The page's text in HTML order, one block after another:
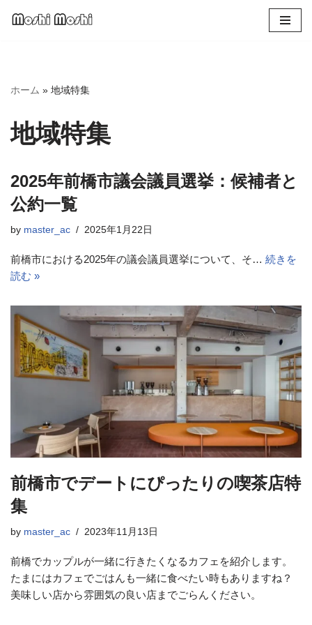
ン
へ
ス
プ
ホーム » 地域特集
地域特集
2025年前橋市議会議員選挙：候補者と
公約一覧
by master_ac 2025年1月22日
前橋市における2025年の議会議員選挙について、そ… 続きを
読む »
前橋市でデートにぴったりの喫茶店特
集
by master_ac 2023年11月13日
前橋でカップルが一緒に行きたくなるカフェを紹介します。
たまにはカフェでごはんも一緒に食べたい時もありますね？
美味しい店から雰囲気の良い店までごらんください。